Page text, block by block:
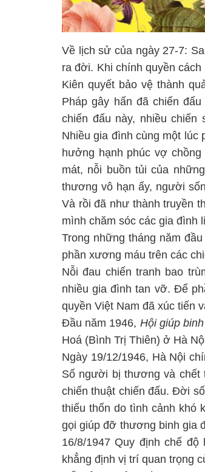
Về lịch sử của ngày 27-7:
ra đời. Khi chính quyền
Kiên quyết bảo vệ thành
Pháp gây hấn đã chiến
chiến đấu này, nhiều
Nhiều gia đình cùng một
hưởng hạnh phúc vợ
mát, nỗi buồn tủi của
thương vô hạn ấy, người
Và rồi đã như thành truyền
mình chăm sóc các gia đình
Trong những tháng năm
phần xương máu trên các
Nỗi đau chiến tranh bao
nhiều gia đình tan vỡ. Để
quyền Việt Nam đã xúc tiến
Đầu năm 1946, Hội giúp
Hoá (Bình Trị Thiên) ở Hà
Ngày 19/12/1946, Hà Nội
Số người bị thương và chết
chiến thuật chiến đấu. Đời
thiếu thốn do tình cảnh khó
gọi giúp đỡ thương binh gia
16/8/1947 Quy định chế
khẳng định vị trí quan trọng